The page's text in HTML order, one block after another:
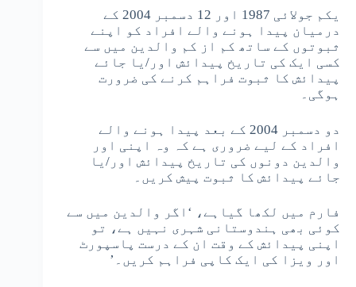
یکم جولائی 1987 اور 12 دسمبر 2004 کے
درمیان پیدا ہونے والے افراد کو اپنے
ثبوتوں کے ساتھ کم از کم والدین میں سے
کسی ایک کی تاریخ پیدائش اور/یا جائے
پیدائش کا ثبوت فراہم کرنے کی ضرورت
ہوگی۔
دو دسمبر 2004 کے بعد پیدا ہونے والے
افراد کے لیے ضروری ہے کہ وہ اپنی اور
والدین دونوں کی تاریخ پیدائش اور/یا
جائے پیدائش کا ثبوت پیش کریں۔
فارم میں لکھا گیاہے، ‘اگر والدین میں سے
کوئی بھی ہندوستانی شہری نہیں ہے، تو
اپنی پیدائش کے وقت ان کے درست پاسپورٹ
اور ویزا کی ایک کاپی فراہم کریں۔’